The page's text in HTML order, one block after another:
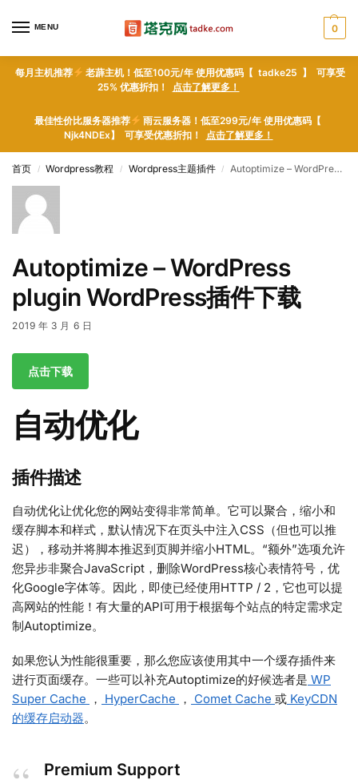
MENU 0
每月主机推荐
老薜主机！低至100元/年 使用优惠码【 tadke25 】 可享受
25% 优惠折扣！ 点击了解更多！
最佳性价比服务器推荐
雨云服务器！低至299元/年 使用优惠码【
Njk4NDEx】 可享受优惠折扣！ 点击了解更多！
首页 / Wordpress教程 / Wordpress主题插件 / Autoptimize – WordPress plugin WordPress插件下载
Autoptimize – WordPress
plugin WordPress插件下载
2019 年 3 月 6 日
点击下载
自动优化
插件描述
自动优化让优化您的网站变得非常简单。它可以聚合，缩小和
缓存脚本和样式，默认情况下在页头中注入CSS（但也可以推
迟），移动并将脚本推迟到页脚并缩小HTML。“额外”选项允许
您异步非聚合JavaScript，删除WordPress核心表情符号，优
化Google字体等。因此，即使已经使用HTTP / 2，它也可以提
高网站的性能！有大量的API可用于根据每个站点的特定需求定
制Autoptimize。
如果您认为性能很重要，那么您应该使用其中一个缓存插件来
进行页面缓存。一些可以补充Autoptimize的好候选者是 WP
Super Cache ， HyperCache ， Comet Cache 或 KeyCDN
的缓存启动器。
Premium Support